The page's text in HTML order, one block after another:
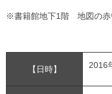
※書籍館地下1階 地図の赤
【日時】 2016